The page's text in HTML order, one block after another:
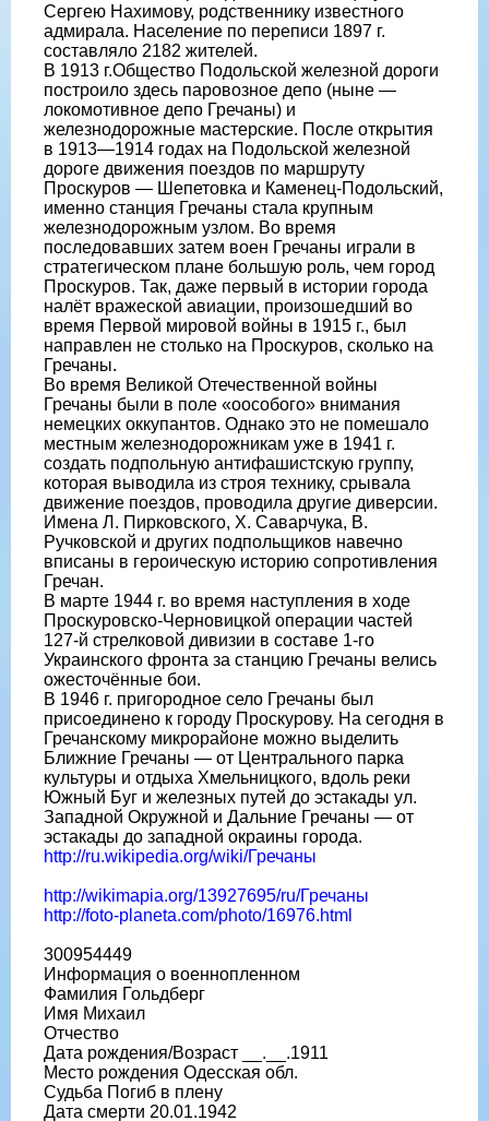
Сергею Нахимову, родственнику известного
адмирала. Население по переписи 1897 г.
составляло 2182 жителей.
В 1913 г.Общество Подольской железной дороги
построило здесь паровозное депо (ныне —
локомотивное депо Гречаны) и
железнодорожные мастерские. После открытия
в 1913—1914 годах на Подольской железной
дороге движения поездов по маршруту
Проскуров — Шепетовка и Каменец-Подольский,
именно станция Гречаны стала крупным
железнодорожным узлом. Во время
последовавших затем воен Гречаны играли в
стратегическом плане большую роль, чем город
Проскуров. Так, даже первый в истории города
налëт вражеской авиации, произошедший во
время Первой мировой войны в 1915 г., был
направлен не столько на Проскуров, сколько на
Гречаны.
Во время Великой Отечественной войны
Гречаны были в поле «оособого» внимания
немецких оккупантов. Однако это не помешало
местным железнодорожникам уже в 1941 г.
создать подпольную антифашистскую группу,
которая выводила из строя технику, срывала
движение поездов, проводила другие диверсии.
Имена Л. Пирковского, X. Саварчука, В.
Ручковской и других подпольщиков навечно
вписаны в героическую историю сопротивления
Гречан.
В марте 1944 г. во время наступления в ходе
Проскуровско-Черновицкой операции частей
127-й стрелковой дивизии в составе 1-го
Украинского фронта за станцию Гречаны велись
ожесточëнные бои.
В 1946 г. пригородное село Гречаны был
присоединено к городу Проскурову. На сегодня в
Гречанскому микрорайоне можно выделить
Ближние Гречаны — от Центрального парка
культуры и отдыха Хмельницкого, вдоль реки
Южный Буг и железных путей до эстакады ул.
Западной Окружной и Дальние Гречаны — от
эстакады до западной окраины города.
http://ru.wikipedia.org/wiki/Гречаны
http://wikimapia.org/13927695/ru/Гречаны
http://foto-planeta.com/photo/16976.html
300954449
Информация о военнопленном
Фамилия Гольдберг
Имя Михаил
Отчество
Дата рождения/Возраст __.__.1911
Место рождения Одесская обл.
Судьба Погиб в плену
Дата смерти 20.01.1942